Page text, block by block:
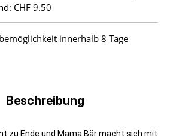
CHF 9.50
innerhalb 8 Tage
Beschreibung
zu Ende und Mama Bär macht sich mit